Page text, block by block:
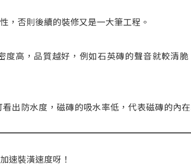
，否則後續的裝修又是一大筆工程。
度高，品質越好，例如石英磚的聲音就較清
出防水度，磁磚的吸水率低，代表磁磚的內
速裝潢速度呀！